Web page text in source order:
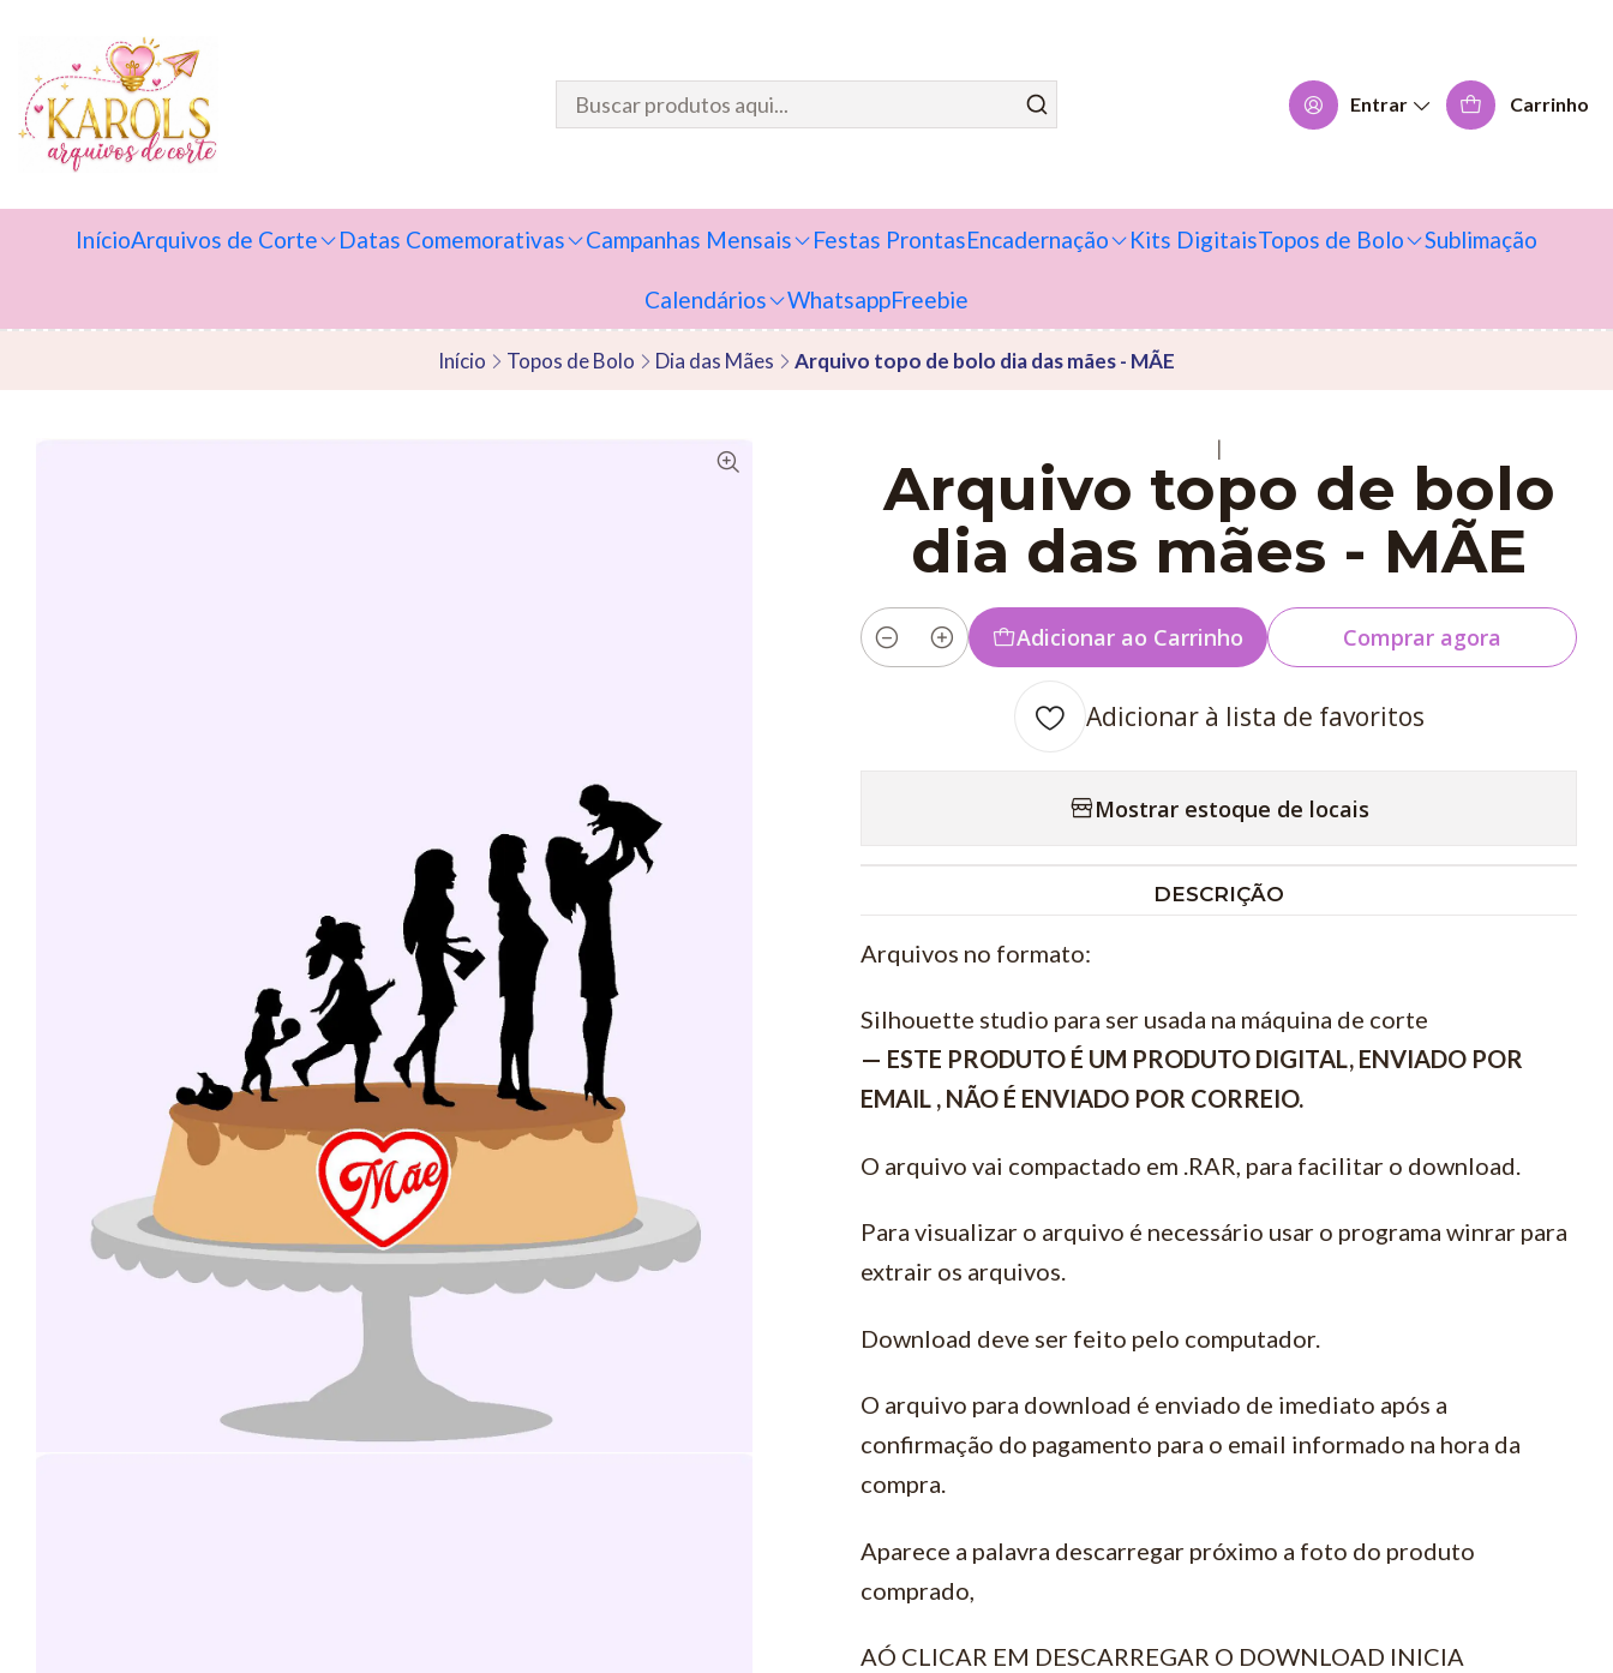
Entrar Carrinho
InícioArquivos de Corte Datas Comemorativas Campanhas Mensais Festas ProntasEncadernação Kits DigitaisTopos de Bolo Sublimação
Calendários WhatsappFreebie
Início Topos de Bolo Dia das Mães Arquivo topo de bolo dia das mães - MÃE
|
Arquivo topo de bolo
dia das mães - MÃE
Quantidade
Adicionar ao Carrinho Comprar agora
Adicionar à lista de favoritos
Mostrar estoque de locais
DESCRIÇÃO
Arquivos no formato:
Silhouette studio para ser usada na máquina de corte
— ESTE PRODUTO É UM PRODUTO DIGITAL, ENVIADO POR
EMAIL , NÃO É ENVIADO POR CORREIO.
O arquivo vai compactado em .RAR, para facilitar o download.
Para visualizar o arquivo é necessário usar o programa winrar para
extrair os arquivos.
Download deve ser feito pelo computador.
O arquivo para download é enviado de imediato após a
confirmação do pagamento para o email informado na hora da
compra.
Aparece a palavra descarregar próximo a foto do produto
comprado,
AÓ CLICAR EM DESCARREGAR O DOWNLOAD INICIA